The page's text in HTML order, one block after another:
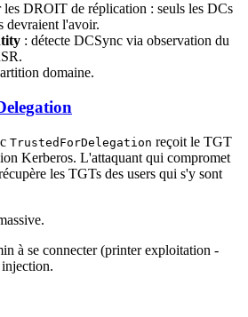
les DROIT de réplication : seuls les DCs
devraient l'avoir.
: détecte DCSync via observation du
domaine.
TrustedForDelegation reçoit le TGT
Kerberos. L'attaquant qui compromet
les TGTs des users qui s'y sont
à se connecter (printer exploitation -